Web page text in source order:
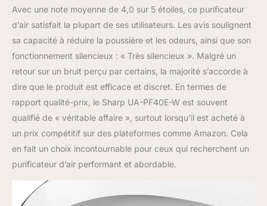
Avec une note moyenne de 4,0 sur 5 étoiles, ce purificateur
d’air satisfait la plupart de ses utilisateurs. Les avis soulignent
sa capacité à réduire la poussière et les odeurs, ainsi que son
fonctionnement silencieux : « Très silencieux ». Malgré un
retour sur un bruit perçu par certains, la majorité s’accorde à
dire que le produit est efficace et discret. En termes de
rapport qualité-prix, le Sharp UA-PF40E-W est souvent
qualifié de « véritable affaire », surtout lorsqu’il est acheté à
un prix compétitif sur des plateformes comme Amazon. Cela
en fait un choix incontournable pour ceux qui recherchent un
purificateur d’air performant et abordable.